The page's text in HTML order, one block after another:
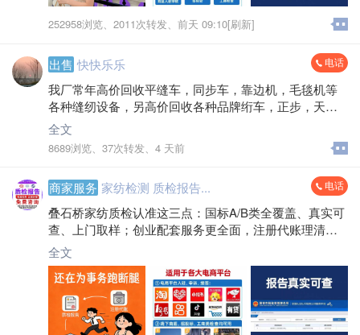
252958浏览、 2011次转发、 前天 09:10[刷新]
出售 快快乐乐 电话
我厂常年高价回收平缝车，同步车，靠边机，毛毯机等
各种缝纫设备，另高价回收各种品牌绗车，正步，天
池，旧长臂绗车，充绒机，卷被机，梳棉机，一切家纺
设备，空调，电空调400到2000水空调200到330电话****
*7661
全文
8689浏览、 37次转发、 4 天前
商家服务 家纺检测 质检报告... 电话
叠石桥家纺质检认准这三点：国标A/B类全覆盖、真实可
查、上门取样；创业配套服务更全面，注册代账理清财
务，商标版权守住品牌，让你经营无顾虑！
全文